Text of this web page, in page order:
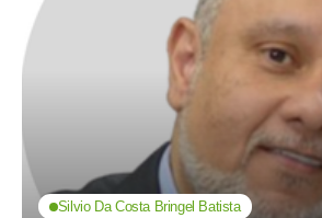
Silvio Da Costa Bringel Batista